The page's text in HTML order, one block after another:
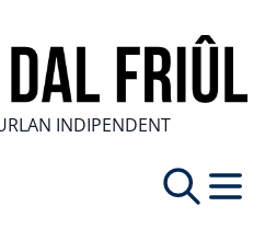
INDIPENDENT